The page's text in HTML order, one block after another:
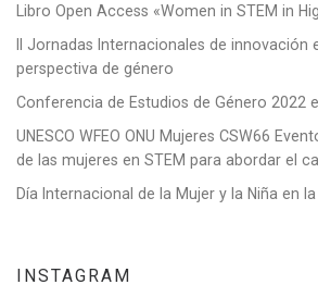
Libro Open Access «Women in STEM in
II Jornadas Internacionales de innovación
perspectiva de género
Conferencia de Estudios de Género 2022
UNESCO WFEO ONU Mujeres CSW66
de las mujeres en STEM para abordar el
Día Internacional de la Mujer y la Niña en
INSTAGRAM